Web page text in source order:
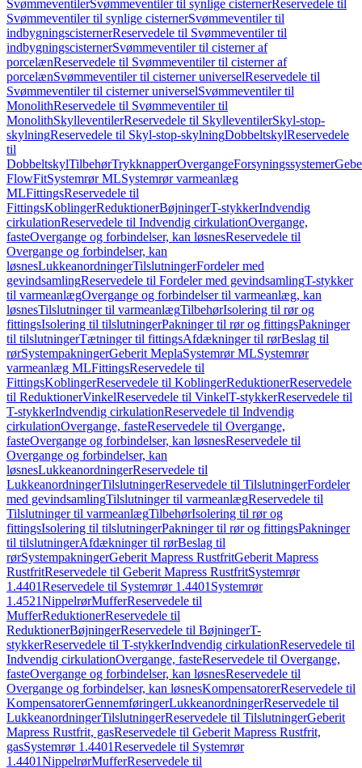
SvømmeventilerSvømmeventiler til synlige cisternerReservedele til
Svømmeventiler til synlige cisternerSvømmeventiler til
indbygningscisternerReservedele til Svømmeventiler til
indbygningscisternerSvømmeventiler til cisterner af
porcelænReservedele til Svømmeventiler til cisterner af
porcelænSvømmeventiler til cisterner universelReservedele til
Svømmeventiler til cisterner universelSvømmeventiler til
MonolithReservedele til Svømmeventiler til
MonolithSkylleventilerReservedele til SkylleventilerSkyl-stop-
skylningReservedele til Skyl-stop-skylningDobbeltskylReservedele
til
DobbeltskylTilbehørTrykknapperOvergangeForsyningssystemer
FlowFitSystemrør MLSystemrør varmeanlæg
MLFittingsReservedele til
FittingsKoblingerReduktionerBøjningerT-stykkerIndvendig
cirkulationReservedele til Indvendig cirkulationOvergange,
fasteOvergange og forbindelser, kan løsnesReservedele til
Overgange og forbindelser, kan
løsnesLukkeanordningerTilslutningerFordeler med
gevindsamlingReservedele til Fordeler med gevindsamlingT-stykker
til varmeanlægOvergange og forbindelser til varmeanlæg, kan
løsnesTilslutninger til varmeanlægTilbehørIsolering til rør og
fittingsIsolering til tilslutningerPakninger til rør og fittingsPakninger
til tilslutningerTætninger til fittingsAfdækninger til rørBeslag til
rørSystempakningerGeberit MeplaSystemrør MLSystemrør
varmeanlæg MLFittingsReservedele til
FittingsKoblingerReservedele til KoblingerReduktionerReservedele
til ReduktionerVinkelReservedele til VinkelT-stykkerReservedele til
T-stykkerIndvendig cirkulationReservedele til Indvendig
cirkulationOvergange, fasteReservedele til Overgange,
fasteOvergange og forbindelser, kan løsnesReservedele til
Overgange og forbindelser, kan
løsnesLukkeanordningerReservedele til
LukkeanordningerTilslutningerReservedele til TilslutningerFordeler
med gevindsamlingTilslutninger til varmeanlægReservedele til
Tilslutninger til varmeanlægTilbehørIsolering til rør og
fittingsIsolering til tilslutningerPakninger til rør og fittingsPakninger
til tilslutningerAfdækninger til rørBeslag til
rørSystempakningerGeberit Mapress RustfritGeberit Mapress
RustfritReservedele til Geberit Mapress RustfritSystemrør
1.4401Reservedele til Systemrør 1.4401 Systemrør
1.4521NippelrørMufferReservedele til
MufferReduktionerReservedele til
ReduktionerBøjningerReservedele til BøjningerT-
stykkerReservedele til T-stykkerIndvendig cirkulationReservedele til
Indvendig cirkulationOvergange, fasteReservedele til Overgange,
fasteOvergange og forbindelser, kan løsnesReservedele til
Overgange og forbindelser, kan løsnesKompensatorerReservedele til
KompensatorerGennemføringerLukkeanordningerReservedele til
LukkeanordningerTilslutningerReservedele til TilslutningerGeberit
Mapress Rustfrit, gasReservedele til Geberit Mapress Rustfrit,
gasSystemrør 1.4401Reservedele til Systemrør
1.4401NippelrørMufferReservedele til